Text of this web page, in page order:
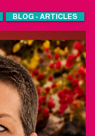
BLOG - ARTICLES